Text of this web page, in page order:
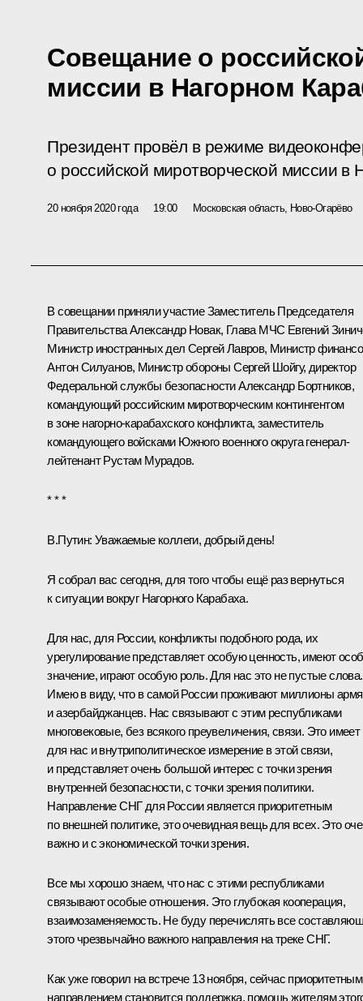
Совещание о
миссии в Нагорном
Президент провёл в режиме
о российской миротворческой миссии в
20 ноября 2020 года 19:00 Московская область, Ново-Огарёво
В совещании приняли участие Заместитель Председателя
ПравительстваАлександр Новак, Глава МЧС Евгений
Министр иностранных дел Сергей Лавров, Министр
Антон Силуанов, Министр обороныСергей Шойгу, директор
Федеральной службы безопасностиАлександр Бортников,
командующий российским миротворческим контингентом
в зоне нагорно-карабахского конфликта, заместитель
командующего войсками Южного военного округа генерал-
лейтенант Рустам Мурадов.
* * *
В.Путин: Уважаемые коллеги, добрый день!
Я собрал вас сегодня, для того чтобы ещё раз вернуться
к ситуации вокруг Нагорного Карабаха.
Для нас, для России, конфликты подобного рода, их
урегулирование представляет особую ценность, имеют
значение, играют особую роль. Для нас это не пустые слова.
Имею в виду, что в самой России проживают миллионы
и азербайджанцев. Нас связывают с этим республиками
многовековые, без всякого преувеличения, связи. Это имеет
для нас и внутриполитическое измерение в этой связи,
и представляет очень большой интерес с точки зрения
внутренней безопасности, с точки зрения политики.
Направление СНГ для России является приоритетным
по внешней политике, это очевидная вещь для всех. Это
важно и с экономической точки зрения.
Все мы хорошо знаем, что нас с этими республиками
связывают особые отношения. Это глубокая кооперация,
взаимозаменяемость. Не буду перечислять все
этого чрезвычайно важного направления на треке СНГ.
Как уже говорил на встрече 13 ноября, сейчас приоритетным
направлением становится поддержка, помощь жителям